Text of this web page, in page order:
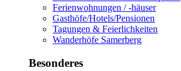
Ferienwohnungen / -häuser
Gasthöfe/Hotels/Pensionen
Tagungen & Feierlichkeiten
Wanderhöfe Samerberg
Besonderes